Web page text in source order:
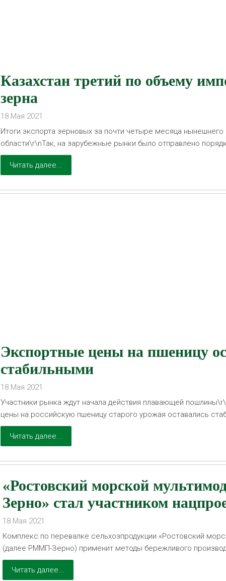
Казахстан третий по объему
зерна
18Мая 2021
Итоги экспорта зерновых за почти четыре месяца нынешнего
области\r\nТак, на зарубежные рынки было отправлено
продукции.
Читать далее...
Экспортные цены на пшеницу
стабильными
18Мая 2021
Участники рынка ждут начала действия плавающей
цены на российскую пшеницу старого урожая оставались
укрепившегося по отношению к доллару, и некоторого
сообщает Reuters.
Читать далее...
«Ростовский морской
Зерно» стал участником
«Производительность труда»
18Мая 2021
Комплекс по перевалке сельхозпродукции «Ростовский
(далее РММП-Зерно) применит методы бережливого
участвуя в нацпроекте «Производительность труда».
Читать далее...